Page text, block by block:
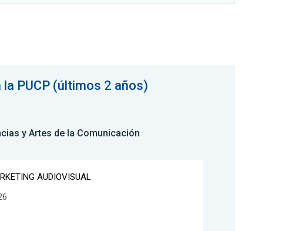
la PUCP (últimos 2 años)
y Artes de la Comunicación
AUDIOVISUAL